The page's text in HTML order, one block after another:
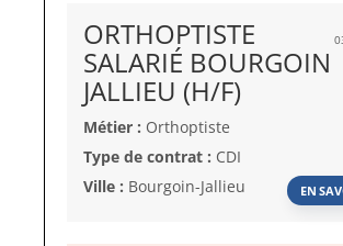
ORTHOPTISTE
SALARIÉ BOURGOIN
JALLIEU (H/F)
Métier : Orthoptiste
Type de contrat : CDI
Ville : Bourgoin-Jallieu EN